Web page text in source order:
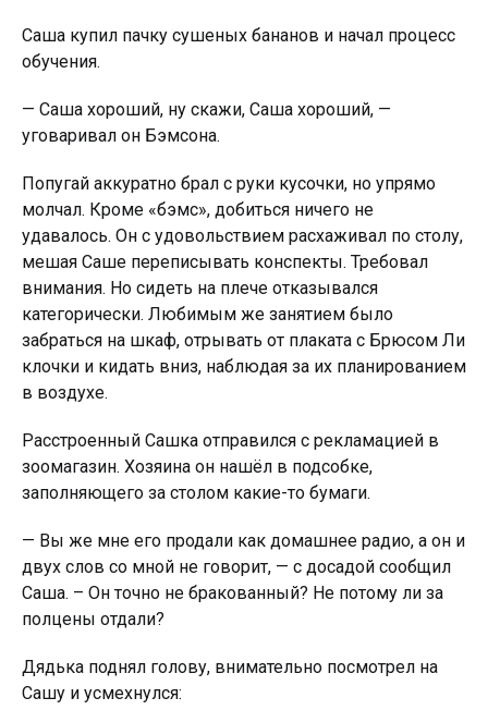
Саша кyпил пачку сушеных бананов и начал процесс
обучения.
— Саша хороший, ну скажи, Саша хороший, —
уговаривал он Бэмсона.
Попугай аккуратно брал с руки кусочки, но упрямо
молчал. Кроме «бэмс», добиться ничего не
удавалось. Он с удовольствием расхаживал по столу,
мешая Саше переписывать конспекты. Требовал
внимания. Но сидеть на плече отказывался
категорически. Любимым же занятием было
забраться на шкаф, отрывать от плаката с Брюсом Ли
клочки и кидать вниз, наблюдая за их планированием
в воздухе.
Расстроенный Сашка отправился с рекламацией в
зоомагазин. Хозяина он нашёл в подсобке,
заполняющего за столом какие-то бумаги.
— Вы же мне его продали как домашнее радио, а он и
двух слов со мной не говорит, — с досадой сообщил
Саша. – Он точно не бракованный? Не потому ли за
полцены отдали?
Дядька поднял голову, внимательно посмотрел на
Сашу и усмехнулся: